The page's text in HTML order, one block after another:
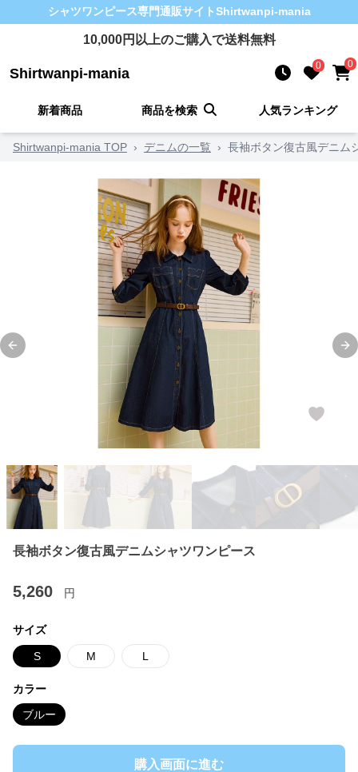
シャツワンピース専門通販サイトShirtwanpi-mania
10,000円以上のご購入で送料無料
Shirtwanpi-mania 0 0
新着商品 商品を検索 人気ランキング
Shirtwanpi-mania TOP › デニムの一覧 › 長袖ボタン復古風デニム
Previous slide
長袖ボタン復古風デニムシャツワンピース
5,260 円
サイズ
S M L
カラー
ブルー
購入画面に進む